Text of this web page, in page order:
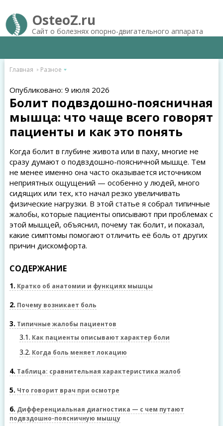
OsteoZ.ru
Сайт о болезнях опорно-двигательного аппарата
Главная Разное
Опубликовано: 9 июля 2026
Болит подвздошно-поясничная
мышца: что чаще всего говорят
пациенты и как это понять
Когда болит в глубине живота или в паху, многие не
сразу думают о подвздошно-поясничной мышце. Тем
не менее именно она часто оказывается источником
неприятных ощущений — особенно у людей, много
сидящих или тех, кто начал резко увеличивать
физические нагрузки. В этой статье я собрал типичные
жалобы, которые пациенты описывают при проблемах с
этой мышцей, объяснил, почему так болит, и показал,
какие симптомы помогают отличить её боль от других
причин дискомфорта.
СОДЕРЖАНИЕ
1 Кратко об анатомии и функциях мышцы
2 Почему возникает боль
3 Типичные жалобы пациентов
3.1 Как пациенты описывают характер боли
3.2 Когда боль меняет локацию
4 Таблица: сравнительная характеристика жалоб
5 Что говорит врач при осмотре
6 Дифференциальная диагностика — с чем путают
подвздошно-поясничную мышцу